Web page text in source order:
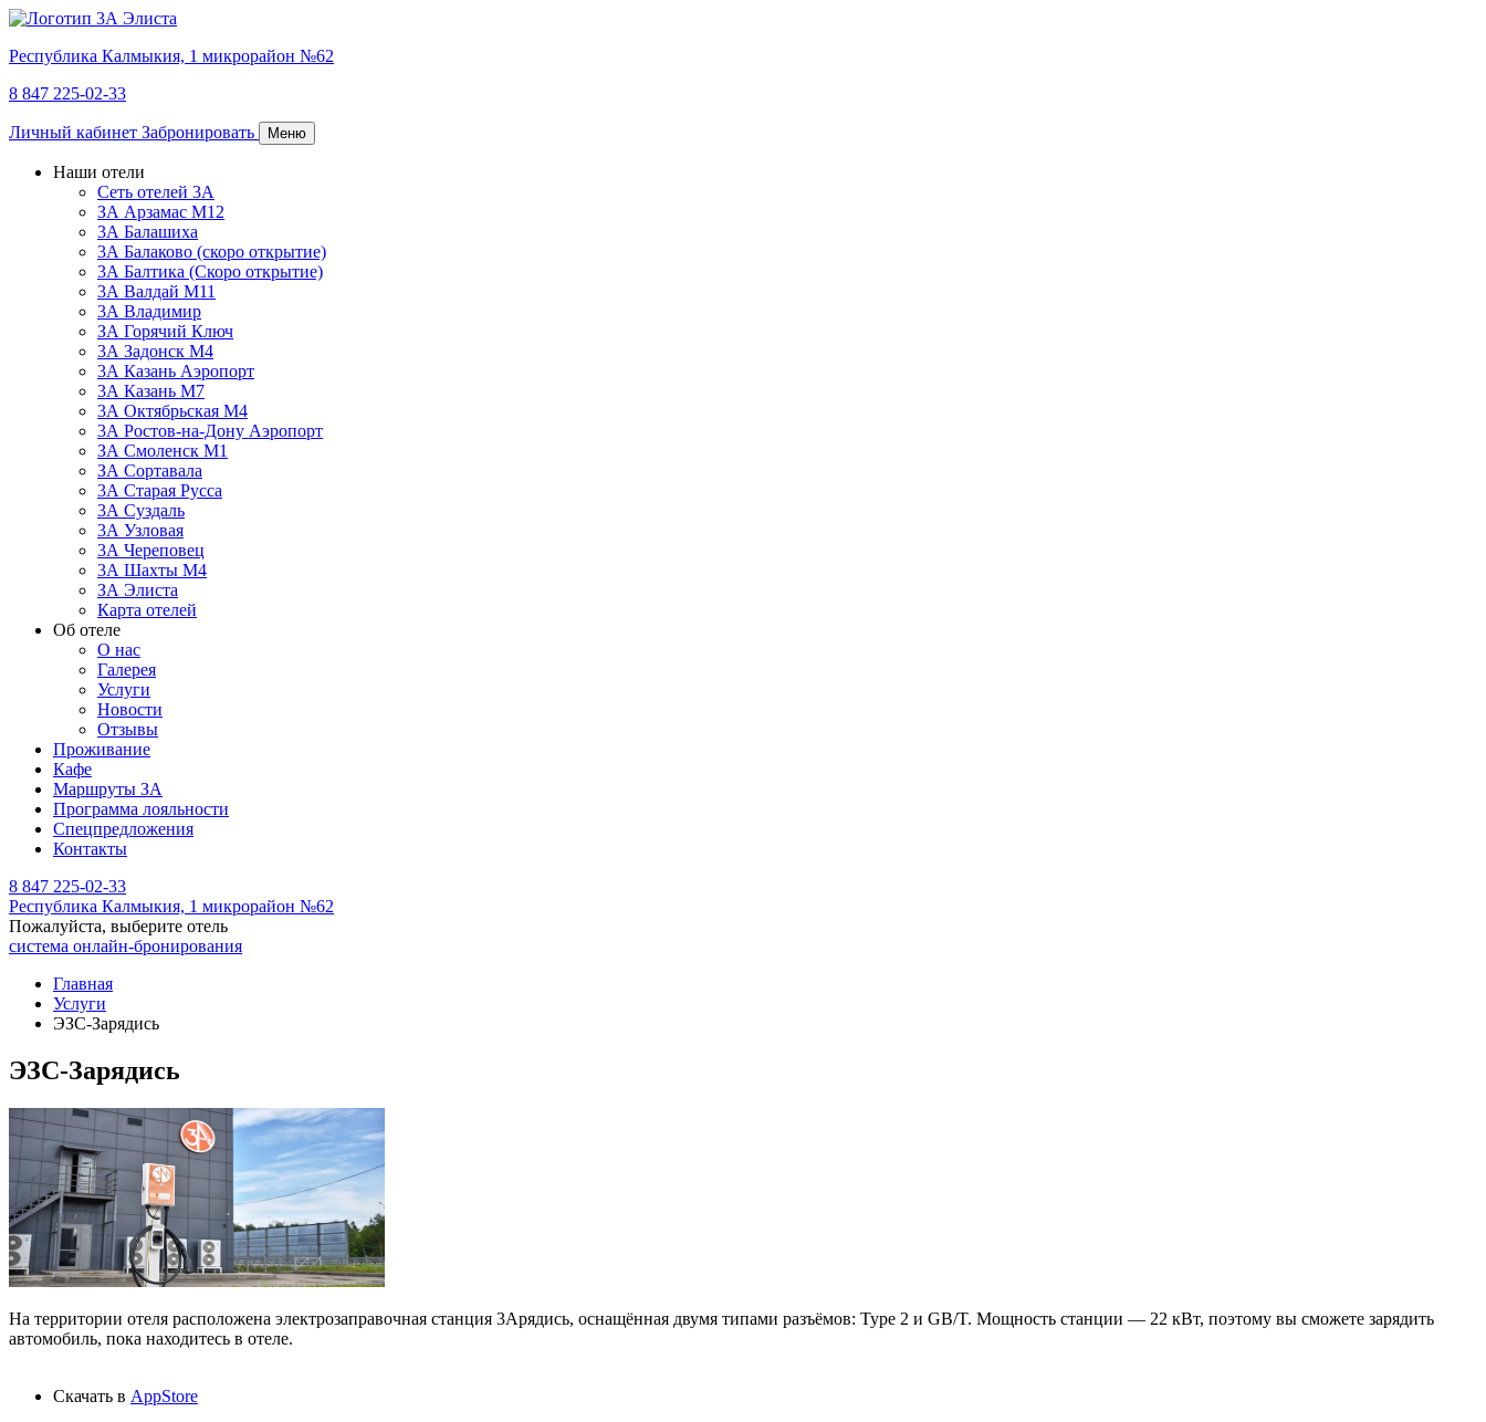
Республика Калмыкия, 1 микрорайон №62
8 847 225-02-33
Личный кабинет Забронировать Меню
Наши отели
Сеть отелей 3А
ЗА Арзамас М12
3А Балашиха
3А Балаково (скоро открытие)
3А Балтика (Скоро открытие)
3А Валдай М11
3А Владимир
ЗА Горячий Ключ
3А Задонск М4
3А Казань Аэропорт
3А Казань M7
3А Октябрьская М4
3А Ростов-на-Дону Аэропорт
ЗА Смоленск М1
ЗА Сортавала
3А Старая Русса
3А Суздаль
3А Узловая
3А Череповец
3А Шахты М4
ЗА Элиста
Карта отелей
Об отеле
О нас
Галерея
Услуги
Новости
Отзывы
Проживание
Кафе
Маршруты ЗА
Программа лояльности
Спецпредложения
Контакты
8 847 225-02-33
Республика Калмыкия, 1 микрорайон №62
Пожалуйста, выберите отель
система онлайн-бронирования
Главная
Услуги
ЭЗС-Зарядись
ЭЗС-Зарядись
На территории отеля расположена электрозаправочная станция 3Арядись, оснащённая двумя типами разъёмов: Type 2 и GB/T. Мощность станции — 22 кВт, поэтому вы сможете зарядить
автомобиль, пока находитесь в отеле.
Скачать в AppStore